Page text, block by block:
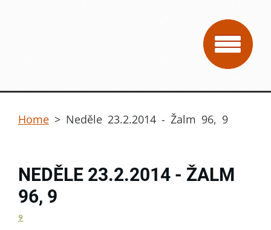
Home > Neděle 23.2.2014 - Žalm 96, 9
NEDĚLE 23.2.2014 - ŽALM
96, 9
9